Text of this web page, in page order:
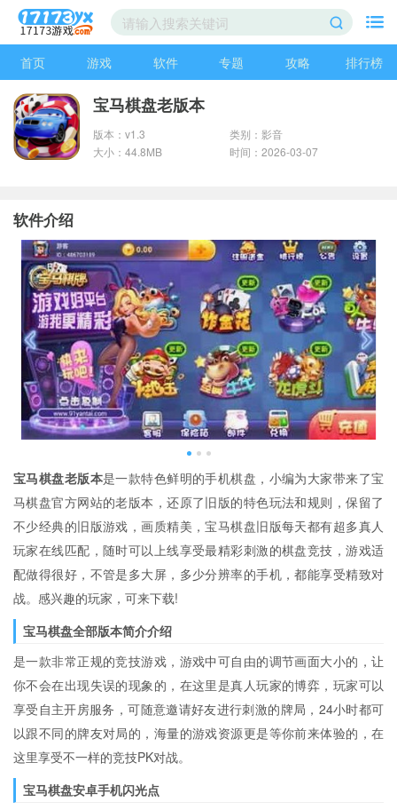
首页 游戏 软件 专题 攻略 排行榜
宝马棋盘老版本
版本：v1.3
类别：影音
大小：44.8MB
时间：2026-03-07
软件介绍
宝马棋盘老版本是一款特色鲜明的手机棋盘，小编为大家带来了宝
马棋盘官方网站的老版本，还原了旧版的特色玩法和规则，保留了
不少经典的旧版游戏，画质精美，宝马棋盘旧版每天都有超多真人
玩家在线匹配，随时可以上线享受最精彩刺激的棋盘竞技，游戏适
配做得很好，不管是多大屏，多少分辨率的手机，都能享受精致对
战。感兴趣的玩家，可来下载!
宝马棋盘全部版本简介介绍
是一款非常正规的竞技游戏，游戏中可自由的调节画面大小的，让
你不会在出现失误的现象的，在这里是真人玩家的博弈，玩家可以
享受自主开房服务，可随意邀请好友进行刺激的牌局，24小时都可
以跟不同的牌友对局的，海量的游戏资源更是等你前来体验的，在
这里享受不一样的竞技PK对战。
宝马棋盘安卓手机闪光点